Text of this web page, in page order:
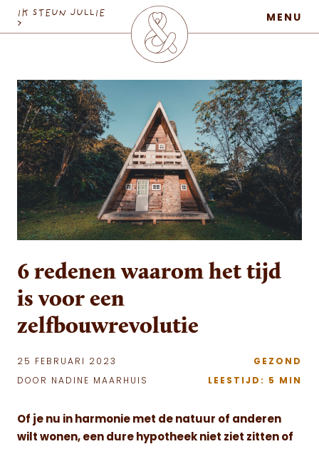
MaatschapWij
MENU
IK STEUN JULLIE
>
6 redenen waarom het tijd
is voor een
zelfbouwrevolutie
25 FEBRUARI 2023
DOOR NADINE MAARHUIS
GEZOND
LEESTIJD: 5 MIN
Of je nu in harmonie met de natuur of anderen
wilt wonen, een dure hypotheek niet ziet zitten of